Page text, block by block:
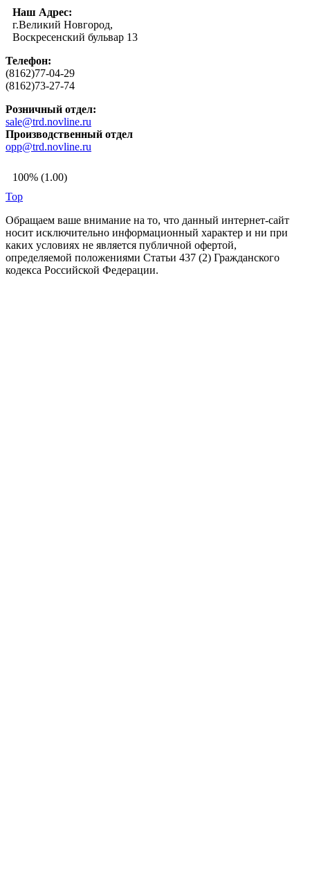
Наш Адрес:
г.Великий Новгород,
Воскресенский бульвар 13
Телефон:
(8162)77-04-29
(8162)73-27-74
Розничный отдел:
sale@trd.novline.ru
Производственный отдел
opp@trd.novline.ru
100% (1.00)
Top
Обращаем ваше внимание на то, что данный интернет-сайт
носит исключительно информационный характер и ни при
каких условиях не является публичной офертой,
определяемой положениями Статьи 437 (2) Гражданского
кодекса Российской Федерации.